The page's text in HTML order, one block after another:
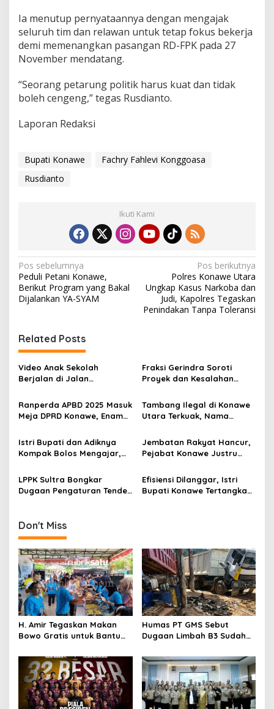
Ia menutup pernyataannya dengan mengajak
seluruh tim dan relawan untuk tetap fokus bekerja
demi memenangkan pasangan RD-FPK pada 27
November mendatang.
“Seorang petarung politik harus kuat dan tidak
boleh cengeng,” tegas Rusdianto.
Laporan Redaksi
Bupati Konawe
Fachry Fahlevi Konggoasa
Rusdianto
Ikuti Kami
N
a
v
g
a
s
i
p
o
s
Pos sebelumnya
Peduli Petani Konawe,
Berikut Program yang Bakal
Dijalankan YA-SYAM
Pos berikutnya
Polres Konawe Utara
Ungkap Kasus Narkoba dan
Judi, Kapolres Tegaskan
Penindakan Tanpa Toleransi
Related Posts
Video Anak Sekolah
Berjalan di Jalan
Bupati, Yusran Akbar
Langsung Instruksikan
PUPR Turun
Fraksi Gerindra Soroti
Proyek dan Kesalahan
Konawe Akui Kekeliruan
Kodefikasi APBD 2025
Ranperda APBD 2025 Masuk
Meja DPRD Konawe, Enam
Persetujuan Awal
Tambang Ilegal di Konawe
Utara Terkuak, Nama
Muncul di Daftar Saham
Istri Bupati dan Adiknya
Kompak Bolos Mengajar,
Kian Bobrok
Jembatan Rakyat Hancur,
Pejabat Konawe Justru
untuk Kemewahan
LPPK Sultra Bongkar
Dugaan Pengaturan Tender
Sudah Diatur
Efisiensi Dilanggar, Istri
Bupati Konawe Tertangkap
Don't Miss
H. Amir Tegaskan Makan
Bowo Gratis untuk Bantu
Program Pemerintah
Humas PT GMS Sebut
Dugaan Limbah B3 Sudah
Namun Tak Tunjukkan
Dokumen